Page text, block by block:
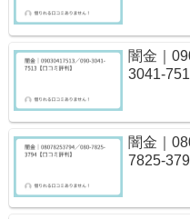
闇金｜
3041-
闇金｜
7825-